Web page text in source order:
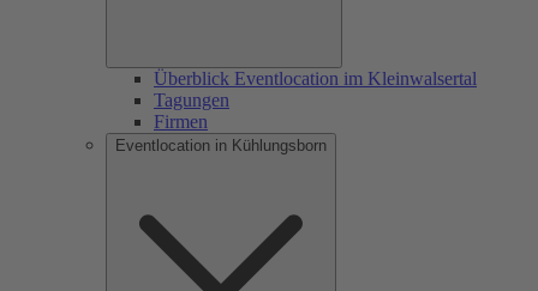
Überblick Eventlocation im Kleinwalsertal
Tagungen
Firmen
Eventlocation in Kühlungsborn